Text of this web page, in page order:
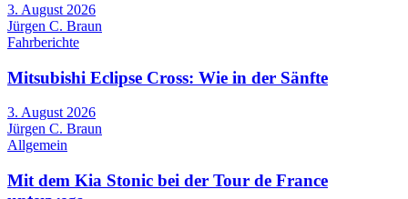
3. August 2026
Jürgen C. Braun
Fahrberichte
Mitsubishi Eclipse Cross: Wie in der Sänfte
3. August 2026
Jürgen C. Braun
Allgemein
Mit dem Kia Stonic bei der Tour de France